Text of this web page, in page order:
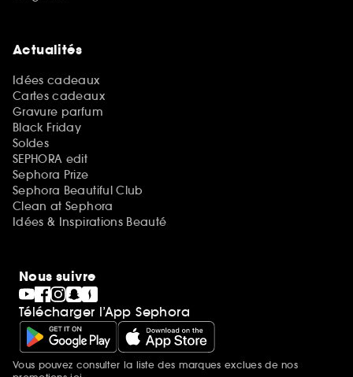
Actualités
Idées cadeaux
Cartes cadeaux
Gravure parfum
Black Friday
Soldes
SEPHORA edit
Sephora Prize
Sephora Beautiful Club
Clean at Sephora
Idées & Inspirations Beauté
Nous suivre
Télécharger l’App Sephora
Mentions additionnelles
Vous pouvez consulter la liste des marques exclues de nos